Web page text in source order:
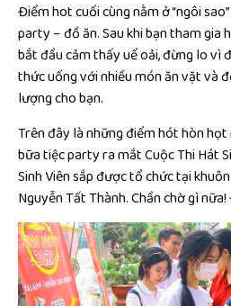
Điểm hot cuối cùng nằm ở “ngôi
party – đồ ăn. Sau khi bạn tham gia
bắt đầu cảm thấy uể oải, đừng lo vì
thức uống với nhiều món ăn vặt và
lượng cho bạn.
Trên đây là những điểm hót hòn
bữa tiệc party ra mắt Cuộc Thi Hát
Sinh Viên sắp được tổ chức tại
Nguyễn Tất Thành. Chần chờ gì